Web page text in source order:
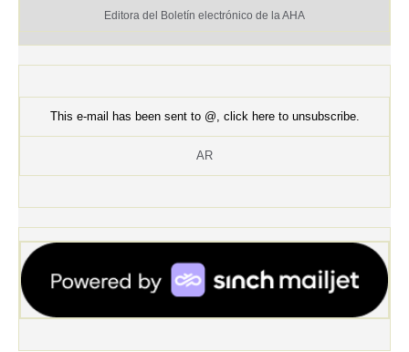
Editora del Boletín electrónico de la AHA
This e-mail has been sent to @, click here to unsubscribe.
AR